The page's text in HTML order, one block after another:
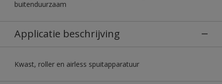
buitenduurzaam
Applicatie beschrijving
Kwast, roller en airless spuitapparatuur